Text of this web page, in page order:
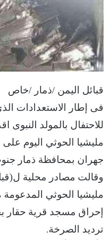
قبائل اليمن /ذمار /خاص
فى إطار الاستعدادات
للاحتفال بالمولد
مليشيا الحوثي اليوم
جهران بمحافظة ذمار
وقالت مصادر محلية
مليشيا الحوثي
إحراق مسجد قرية حقار
ترديد الصرخة.